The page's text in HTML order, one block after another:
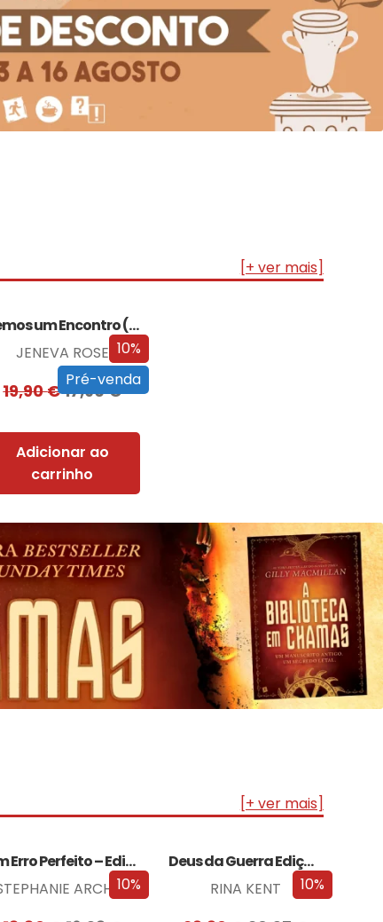
[+ ver mais]
10%
Pré-venda
Temos um Encontro (Outra Vez) – Edição…
JENEVA ROSE
19,90€17,90€
Adicionar ao
carrinho
[+ ver mais]
10%
Um Erro Perfeito – Edição com EDGES
ARCHER
10%
Deus da Guerra Edição com EDGES
RINA KENT